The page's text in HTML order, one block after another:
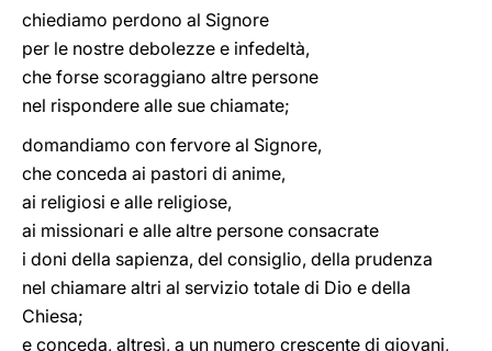
chiediamo perdono al Signore
per le nostre debolezze e infedeltà,
che forse scoraggiano altre persone
nel rispondere alle sue chiamate;
domandiamo con fervore al Signore,
che conceda ai pastori di anime,
ai religiosi e alle religiose,
ai missionari e alle altre persone consacrate
i doni della sapienza, del consiglio, della prudenza
nel chiamare altri al servizio totale di Dio e della
Chiesa;
e conceda, altresì, a un numero crescente di giovani,